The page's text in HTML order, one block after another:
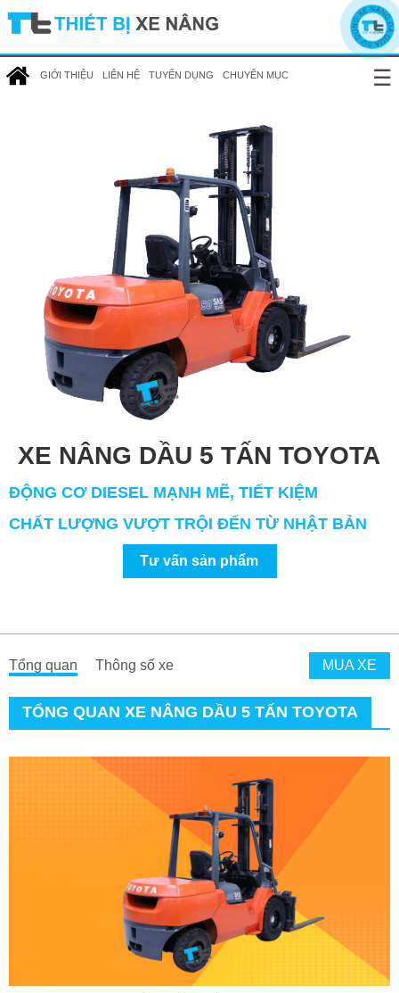
GIỚI THIỆU LIÊN HỆ TUYỂN DỤNG CHUYÊN MỤC ☰
XE NÂNG DẦU 5 TẤN TOYOTA
ĐỘNG CƠ DIESEL MẠNH MẼ, TIẾT KIỆM
CHẤT LƯỢNG VƯỢT TRỘI ĐẾN TỪ NHẬT BẢN
Tư vấn sản phẩm
Tổng quan Thông số xe MUA XE
TỔNG QUAN XE NÂNG DẦU 5 TẤN TOYOTA